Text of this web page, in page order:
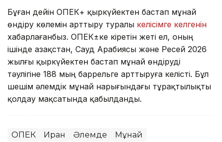
Бұған дейін ОПЕК+ қыркүйектен бастап мұнай
өндіру көлемін арттыру туралы келісімге келгенін
хабарлағанбыз. ОПЕК±ке кіретін жеті ел, оның
ішінде Қазақстан, Сауд Арабиясы және Ресей 2026
жылғы қыркүйектен бастап мұнай өндіруді
тәулігіне 188 мың баррельге арттыруға келісті. Бұл
шешім әлемдік мұнай нарығындағы тұрақтылықты
қолдау мақсатында қабылданды.
ОПЕК Иран Әлемде Мұнай